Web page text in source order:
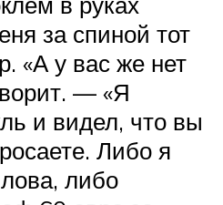
за спиной тот
«А у вас же нет
— «Я
и видел, что вы
Либо я
либо